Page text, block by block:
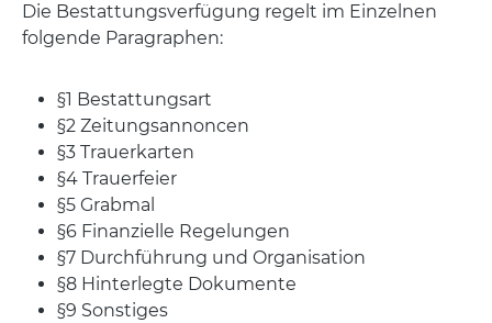
Die Bestattungsverfügung regelt im Einzelnen
folgende Paragraphen:
§1 Bestattungsart
§2 Zeitungsannoncen
§3 Trauerkarten
§4 Trauerfeier
§5 Grabmal
§6 Finanzielle Regelungen
§7 Durchführung und Organisation
§8 Hinterlegte Dokumente
§9 Sonstiges